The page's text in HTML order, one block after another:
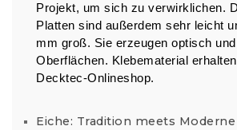
Projekt, um sich zu verwirklichen.
Platten sind außerdem sehr leicht
mm groß. Sie erzeugen optisch
Oberflächen. Klebematerial
Decktec-Onlineshop.
Eiche: Tradition meets Moderne